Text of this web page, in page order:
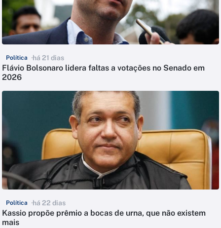
Política há 21 dias
Flávio Bolsonaro lidera faltas a votações no Senado em
2026
Política há 22 dias
Kassio propõe prêmio a bocas de urna, que não existem
mais